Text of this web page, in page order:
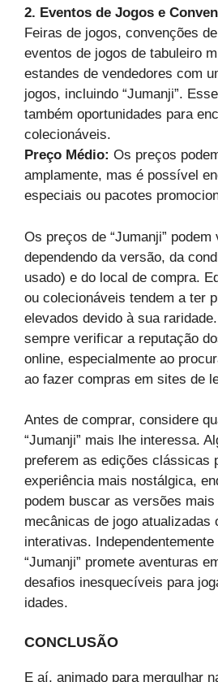
2. Eventos de Jogos e
Feiras de jogos, convenções
eventos de jogos de tabuleiro
estandes de vendedores com
jogos, incluindo “Jumanji”.
também oportunidades para
colecionáveis.
Preço Médio: Os preços
amplamente, mas é possível
especiais ou pacotes
Os preços de “Jumanji”
dependendo da versão, da
usado) e do local de compra.
ou colecionáveis tendem a ter
elevados devido à sua
sempre verificar a reputação
online, especialmente ao
ao fazer compras em sites de
Antes de comprar, considere
“Jumanji” mais lhe interessa.
preferem as edições clássicas
experiência mais nostálgica,
podem buscar as versões
mecânicas de jogo atualizadas
interativas.
“Jumanji” promete aventuras
desafios inesquecíveis para
idades.
CONCLUSÃO
E aí, animado para mergulhar